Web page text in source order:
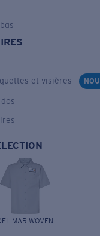
et visières
MAR WOVEN